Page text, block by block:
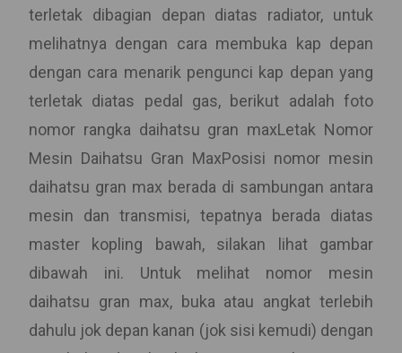
terletak dibagian depan diatas radiator, untuk
melihatnya dengan cara membuka kap depan
dengan cara menarik pengunci kap depan yang
terletak diatas pedal gas, berikut adalah foto
nomor rangka daihatsu gran maxLetak Nomor
Mesin Daihatsu Gran MaxPosisi nomor mesin
daihatsu gran max berada di sambungan antara
mesin dan transmisi, tepatnya berada diatas
master kopling bawah, silakan lihat gambar
dibawah ini. Untuk melihat nomor mesin
daihatsu gran max, buka atau angkat terlebih
dahulu jok depan kanan (jok sisi kemudi) dengan